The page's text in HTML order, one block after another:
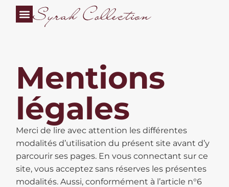
Mentions
légales
Merci de lire avec attention les différentes
modalités d’utilisation du présent site avant d’y
parcourir ses pages. En vous connectant sur ce
site, vous acceptez sans réserves les présentes
modalités. Aussi, conformément à l’article n°6